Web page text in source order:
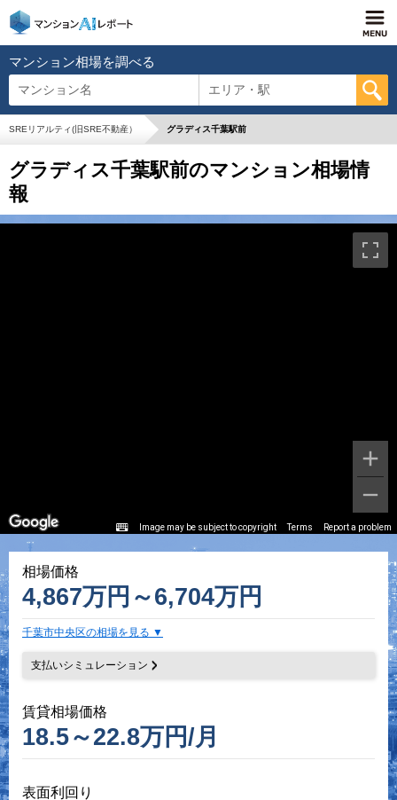
マンション相場を調べる
マンション名 エリア・駅
SREリアルティ(旧SRE不動産） グラディス千葉駅前
グラディス千葉駅前のマンション相場情
報
相場価格
4,867万円～6,704万円
千葉市中央区の相場を見る
支払いシミュレーション
賃貸相場価格
18.5～22.8万円/月
表面利回り
Image may be subject to copyright Terms Report a problem